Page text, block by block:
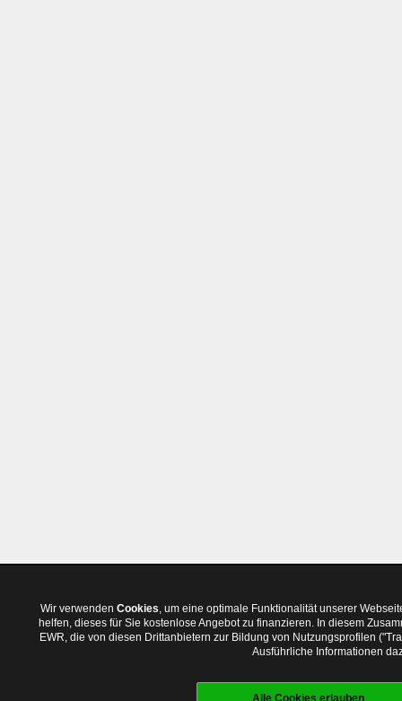
Wir verwenden Cookies, um eine optimale Funktionalität unserer
helfen, dieses für Sie kostenlose Angebot zu finanzieren. In diesem
EWR, die von diesen Drittanbietern zur Bildung von Nutzungsprofilen
Ausführliche Informationen
Alle Cookies erlauben